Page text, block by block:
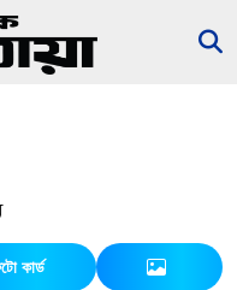
কার্ড